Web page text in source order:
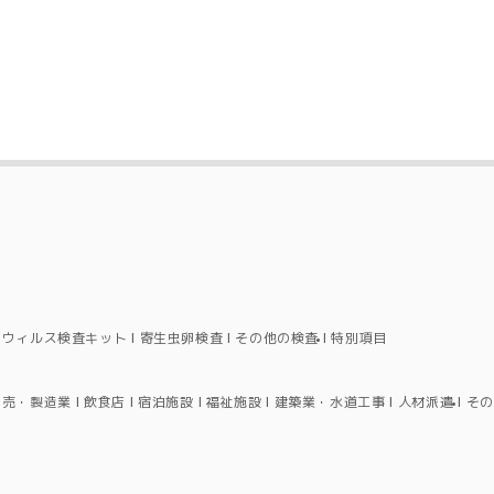
ィルス検査キット 寄生虫卵検査 その他の検査 特別項目
・製造業 飲食店 宿泊施設 福祉施設 建築業・水道工事 人材派遣 そ